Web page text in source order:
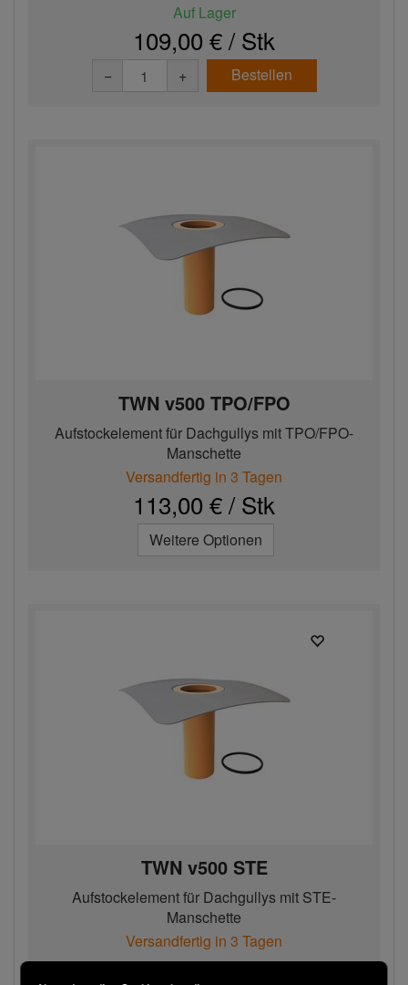
Auf Lager
109,00 € / Stk
− + Bestellen
TWN v500 TPO/FPO
Aufstockelement für Dachgullys mit TPO/FPO-
Manschette
Versandfertig in 3 Tagen
113,00 € / Stk
Weitere Optionen
TWN v500 STE
Aufstockelement für Dachgullys mit STE-
Manschette
Versandfertig in 3 Tagen
113,00 € / Stk